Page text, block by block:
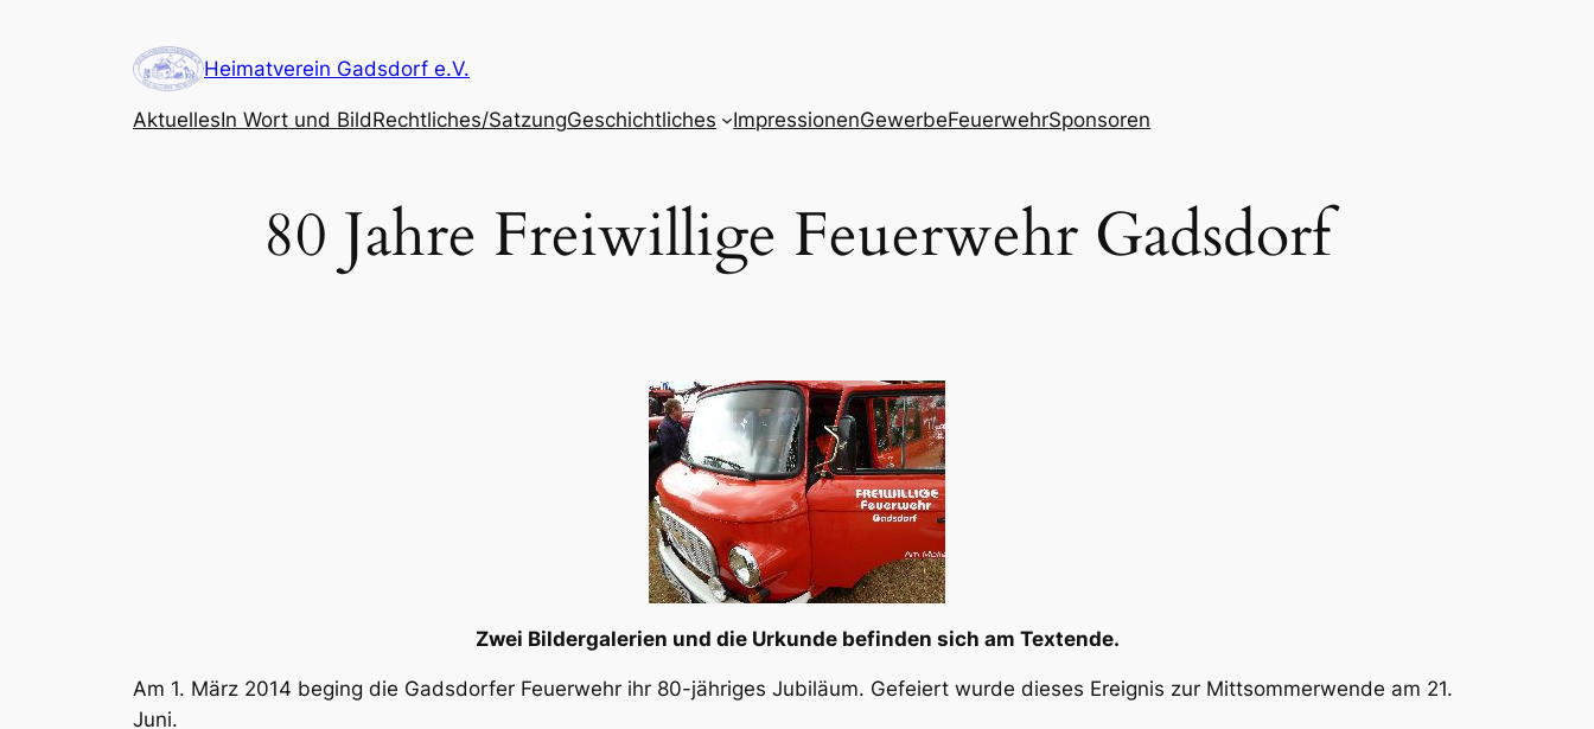
Heimatverein Gadsdorf e.V.
AktuellesIn Wort und BildRechtliches/SatzungGeschichtliches ImpressionenGewerbeFeuerwehrSponsoren
80 Jahre Freiwillige Feuerwehr Gadsdorf
Zwei Bildergalerien und die Urkunde befinden sich am Textende.
Am 1. März 2014 beging die Gadsdorfer Feuerwehr ihr 80-jähriges Jubiläum. Gefeiert wurde dieses Ereignis zur Mittsommerwende am 21.
Juni.